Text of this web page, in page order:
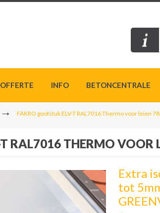
OFFERTE INFO BETONCENTRALE
FAKRO gootstuk ELV-T RAL7016 Thermo voor leien
RAL7016 THERMO VOOR
Extra
tot